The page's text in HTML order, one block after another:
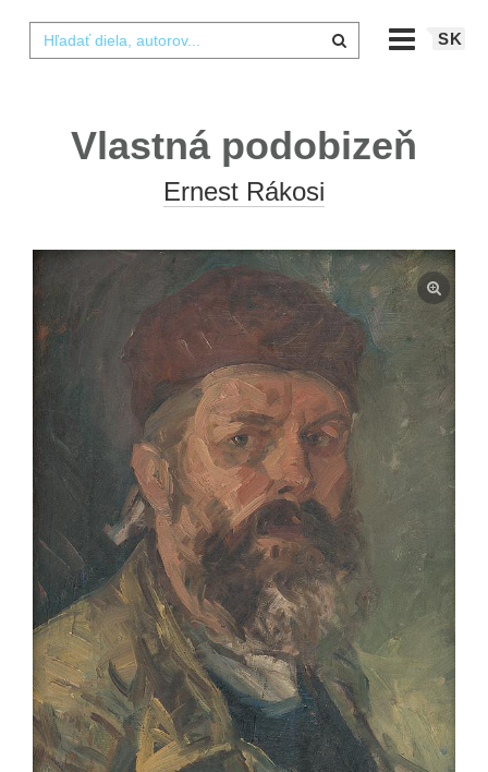
SK
Vlastná podobizeň
Ernest Rákosi